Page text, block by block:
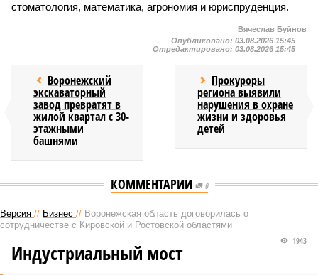
стоматология, математика, агрономия и юриспруденция.
Вячеслав Буйнов
Опубликовано: 03.08.2026 15:45
Отредактировано: 03.08.2026 15:45
Воронежский
экскаваторный
завод превратят в
жилой квартал с 30-
этажными
башнями
Прокуроры
региона выявили
нарушения в охране
жизни и здоровья
детей
КОММЕНТАРИИ 0
Версия // Бизнес // Воронежская область договорилась о
сотрудничестве с Кировской и Ростовской областями
1943
Индустриальный мост